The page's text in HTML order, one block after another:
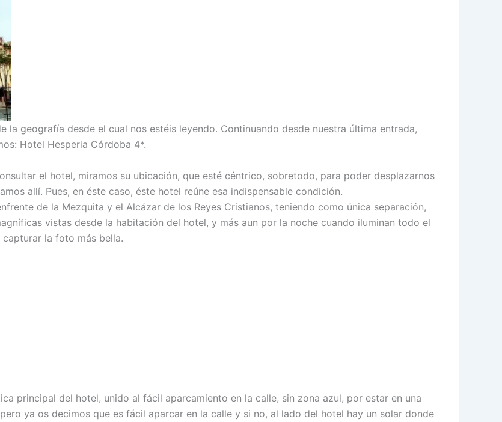
la geografía desde el cual nos estéis leyendo. Continuando desde nuestra última entrada,
Hotel Hesperia Córdoba 4*.
el hotel, miramos su ubicación, que esté céntrico, sobretodo, para poder desplazarnos
allí. Pues, en éste caso, éste hotel reúne esa indispensable condición.
de la Mezquita y el Alcázar de los Reyes Cristianos, teniendo como única separación,
vistas desde la habitación del hotel, y más aun por la noche cuando iluminan todo el
la foto más bella.
principal del hotel, unido al fácil aparcamiento en la calle, sin zona azul, por estar en una
ya os decimos que es fácil aparcar en la calle y si no, al lado del hotel hay un solar donde